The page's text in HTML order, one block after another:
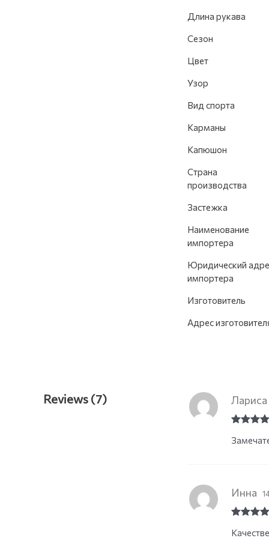
Длина рукава
Сезон
Цвет
Узор
Вид спорта
Карманы
Капюшон
Страна
производства
Застежка
Наименование
импортера
Юридический
импортера
Изготовитель
Адрес
Reviews (7)
of 5
Лариса
of 5
Инна